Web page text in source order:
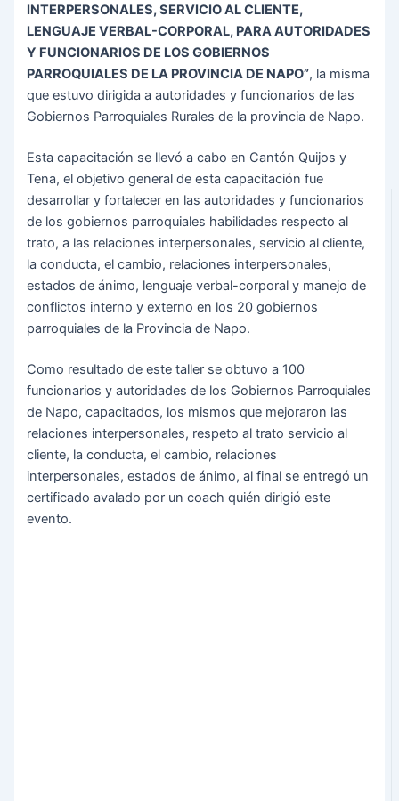
INTERPERSONALES, SERVICIO AL CLIENTE,
LENGUAJE VERBAL-CORPORAL, PARA AUTORIDADES
Y FUNCIONARIOS DE LOS GOBIERNOS
PARROQUIALES DE LA PROVINCIA DE NAPO”, la misma
que estuvo dirigida a autoridades y funcionarios de las
Gobiernos Parroquiales Rurales de la provincia de Napo.
Esta capacitación se llevó a cabo en Cantón Quijos y
Tena, el objetivo general de esta capacitación fue
desarrollar y fortalecer en las autoridades y funcionarios
de los gobiernos parroquiales habilidades respecto al
trato, a las relaciones interpersonales, servicio al cliente,
la conducta, el cambio, relaciones interpersonales,
estados de ánimo, lenguaje verbal-corporal y manejo de
conflictos interno y externo en los 20 gobiernos
parroquiales de la Provincia de Napo.
Como resultado de este taller se obtuvo a 100
funcionarios y autoridades de los Gobiernos Parroquiales
de Napo, capacitados, los mismos que mejoraron las
relaciones interpersonales, respeto al trato servicio al
cliente, la conducta, el cambio, relaciones
interpersonales, estados de ánimo, al final se entregó un
certificado avalado por un coach quién dirigió este
evento.